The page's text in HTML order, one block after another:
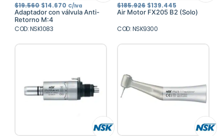
$19.560 El
precio
original
era:
$19.560.
$14.670 El
precio
actual
C/Iva
Adaptador con válvula Anti-
Retorno M:4
COD: NSK1083
$185.926 El
precio
original
$185.926.
$139.445
precio
actual
Air Motor FX205 B2 (Solo)
COD: NSK9300